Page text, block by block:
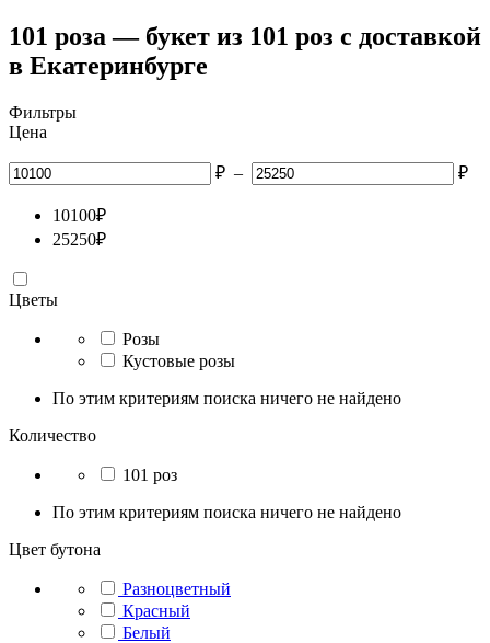
101 роза — букет из 101 роз с доставкой
в Екатеринбурге
Фильтры
Цена
₽ – ₽
10100₽
25250₽
Цветы
Розы
Кустовые розы
По этим критериям поиска ничего не найдено
Количество
101 роз
По этим критериям поиска ничего не найдено
Цвет бутона
Разноцветный
Красный
Белый